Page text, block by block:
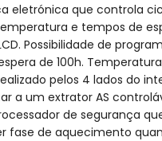
eletrónica que controla
e tempos de
Possibilidade de
de 100h.
pelos 4 lados do
a um extrator AS
de segurança
fase de aquecimento